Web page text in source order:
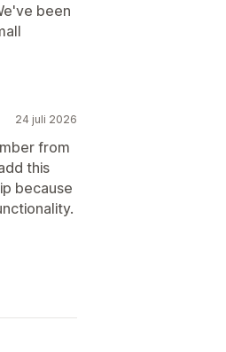
been
24 juli 2026
from
this
because